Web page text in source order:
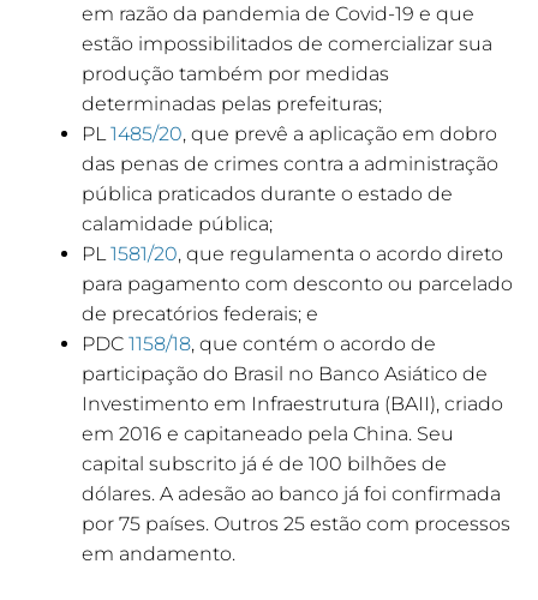
em razão da pandemia de Covid-19 e que
estão impossibilitados de comercializar sua
produção também por medidas
determinadas pelas prefeituras;
PL1485/20, que prevê a aplicação em dobro
das penas de crimes contra a administração
pública praticados durante o estado de
calamidade pública;
PL1581/20, que regulamenta o acordo direto
para pagamento com desconto ou parcelado
de precatórios federais; e
PDC 1158/18, que contém o acordo de
participação do Brasil no Banco Asiático de
Investimento em Infraestrutura (BAII), criado
em 2016 e capitaneado pela China. Seu
capital subscrito já é de 100 bilhões de
dólares. A adesão ao banco já foi confirmada
por 75 países. Outros 25 estão com processos
em andamento.